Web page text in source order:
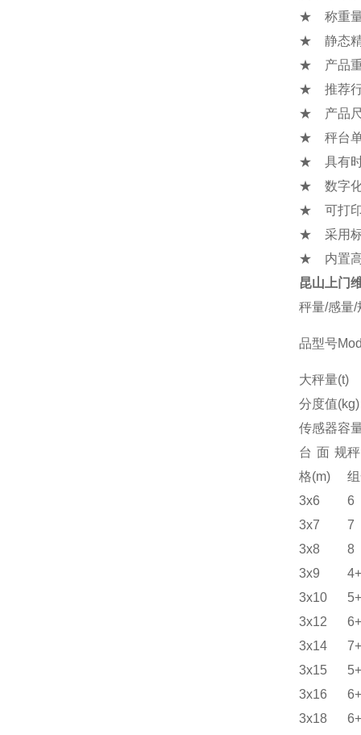
★ 称重量
★ 静态精
★ 产品重
★ 推荐行
★ 产品尺
★ 秤台单
★ 具有时
★ 数字化
★ 可打印
★ 采用标
★ 内置高
昆山上门
秤量/感量/
品型号
大秤量(t)
分度值
传感器容
台面规
格(m)
3x6
6
3x7
7
3x8
8
3x9
3x10
3x12
3x14
3x15
3x16
3x18